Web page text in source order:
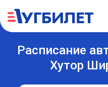
Расписание
Хутор